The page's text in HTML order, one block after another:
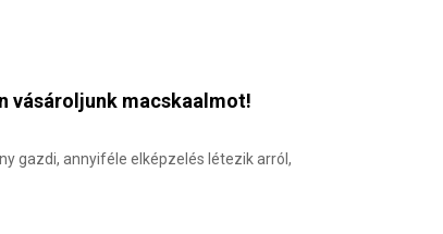
vásároljunk macskaalmot!
gazdi, annyiféle elképzelés létezik arról,